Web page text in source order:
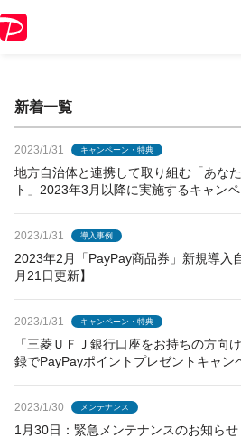
PayPayからのお知らせ
新着一覧
2023/1/31 キャンペーン・特典
地方自治体と連携して取り組む「あな
ト」2023年3月以降に実施するキャン
2023/1/31 導入事例
2023年2月「PayPay商品券」新規導入
月21日更新】
2023/1/31 キャンペーン・特典
「三菱ＵＦＪ銀行口座をお持ちの方向
録でPayPayポイントプレゼントキャン
2023/1/30 メンテナンス
1月30日：緊急メンテナンスのお知ら